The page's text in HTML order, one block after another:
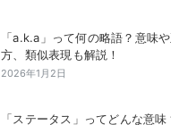
「a.k.a」って何の略語？意味
方、類似表現も解説！
2026年1月2日
「ステータス」ってどんな意